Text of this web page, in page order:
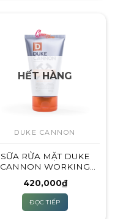
HẾT HÀNG
DUKE CANNON
SỮA RỬA MẶT DUKE
CANNON WORKING
(DÀNH CHO MỌI LOẠI
DA)
420,000₫
ĐỌC TIẾP